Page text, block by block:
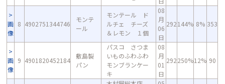
画
像
8 4902751344746
モンテ
ール
モンテール ド
ルチェ チーズ
＆レモン １個
08
月
06
日
292144% 8% 353
画
像
9 4901820452184
敷島製
パン
パスコ さつま
いものふわふわ
モンブランケー
キ
08
月
01
日
292250%12% 90